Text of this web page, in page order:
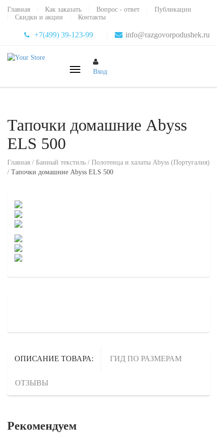
Главная Как заказать Вопрос - ответ
Публикации
Скидки и акции
Контакты
+7(499) 39-123-99 info@razgovorpodushek.ru
Вход
Тапочки домашние Abyss
ELS 500
Главная / Банный текстиль / Полотенца и халаты Abyss (Португалия)
/ Тапочки домашние Abyss ELS 500
ОПИСАНИЕ ТОВАРА: ГИД ПО РАЗМЕРАМ
ОТЗЫВЫ
Рекомендуем